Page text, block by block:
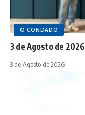
O CONDADO
3 de Agosto de 2026
3 de Agosto de 2026